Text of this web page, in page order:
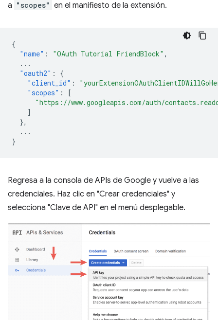
a "scopes" en el manifiesto de la extensión.
{
"name" : "OAuth Tutorial FriendBlock" ,
...
"oauth2" :
{
"client_id" :
"scopes" :
[
"https://www.googleapis.com/auth/
]
},
...
}
Regresa a la consola de APIs de Google y vuelve a las
credenciales. Haz clic en "Crear credenciales" y
selecciona "Clave de API" en el menú desplegable.